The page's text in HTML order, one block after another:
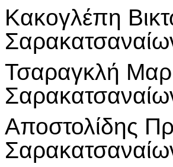
Κακογλέπη
Τσαραγκλή
Αποστολίδης